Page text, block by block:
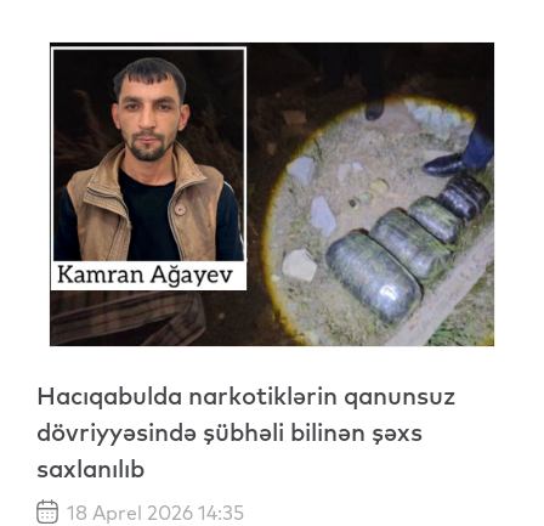
Hacıqabulda narkotiklərin qanunsuz
dövriyyəsində şübhəli bilinən şəxs
saxlanılıb
18 Aprel 2026 14:35